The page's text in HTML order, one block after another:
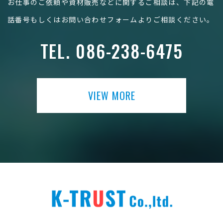
話番号もしくはお問い合わせフォームよりご相談ください。
TEL. 086-238-6475
VIEW MORE